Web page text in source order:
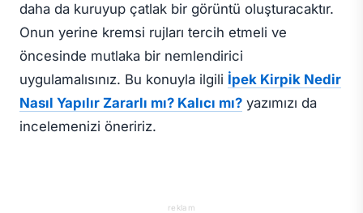
daha da kuruyup çatlak bir görüntü oluşturacaktır.
Onun yerine kremsi rujları tercih etmeli ve
öncesinde mutlaka bir nemlendirici
uygulamalısınız. Bu konuyla ilgili İpek Kirpik Nedir
Nasıl Yapılır Zararlı mı? Kalıcı mı? yazımızı da
incelemenizi öneririz.
reklam